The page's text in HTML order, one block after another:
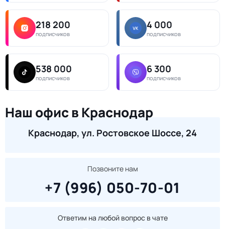
218 200
подписчиков
4 000
подписчиков
538 000
подписчиков
6 300
подписчиков
Наш офис в Краснодар
Краснодар, ул. Ростовское Шоссе, 24
Позвоните нам
+7 (996) 050-70-01
Ответим на любой вопрос в чате